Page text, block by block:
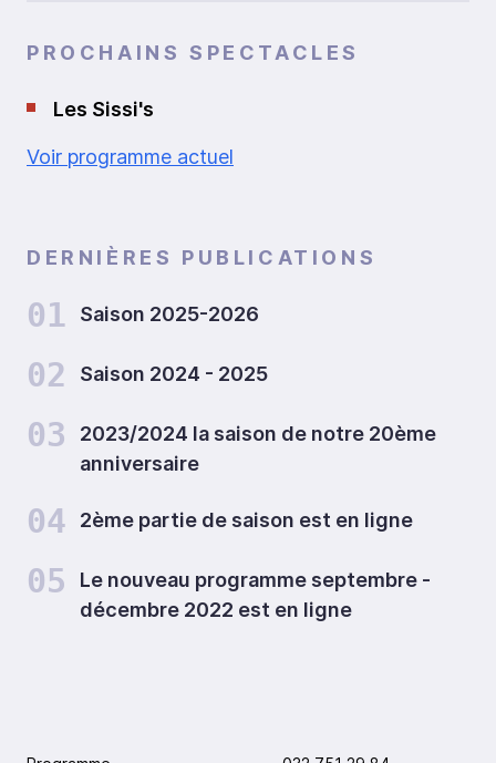
PROCHAINS SPECTACLES
Les Sissi's
Voir programme actuel
DERNIÈRES PUBLICATIONS
01 Saison 2025-2026
02 Saison 2024 - 2025
03
2023/2024 la saison de notre 20ème
anniversaire
04 2ème partie de saison est en ligne
05
Le nouveau programme septembre -
décembre 2022 est en ligne